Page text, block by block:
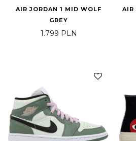
AIR JORDAN 1 MID WOLF
GREY
1.799 PLN
AIR